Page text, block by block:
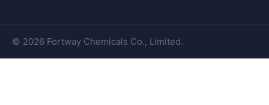
© 2026 Fortway Chemicals Co., Limited.